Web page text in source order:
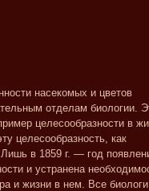
насекомых и цветов
отделам биологии.
целесообразности в
целесообразность, как
в 1859 г. — год
и устранена
и жизни в нем. Все биологи